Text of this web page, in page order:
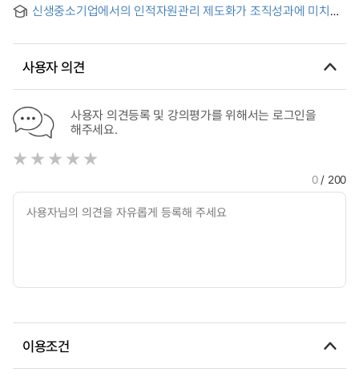
신생중소기업에서의 인적자원관리 제도화가 조직성과에 미치는
사용자 의견
사용자 의견등록 및 강의평가를 위해서는 로그인을
해주세요.
0/ 200
이용조건